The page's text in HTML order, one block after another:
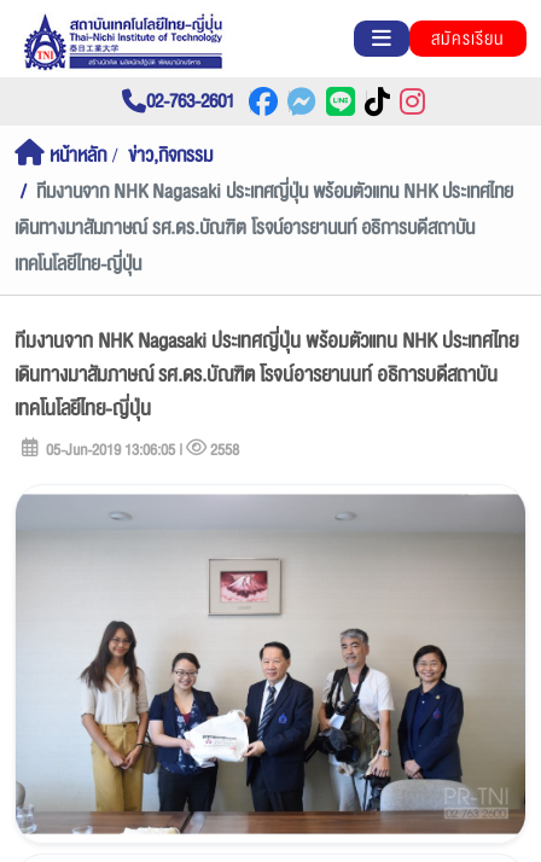
สมัครเรียน
02-763-2601
หน้าหลัก
ข่าว,กิจกรรม
ทีมงานจาก NHK Nagasaki ประเทศญี่ปุ่น พร้อมตัวแทน NHK ประเทศไทย
เดินทางมาสัมภาษณ์ รศ.ดร.บัณฑิต โรจน์อารยานนท์ อธิการบดีสถาบัน
เทคโนโลยีไทย-ญี่ปุ่น
ทีมงานจาก NHK Nagasaki ประเทศญี่ปุ่น พร้อมตัวแทน NHK ประเทศไทย
เดินทางมาสัมภาษณ์ รศ.ดร.บัณฑิต โรจน์อารยานนท์ อธิการบดีสถาบัน
เทคโนโลยีไทย-ญี่ปุ่น
05-Jun-2019 13:06:05 | 2558